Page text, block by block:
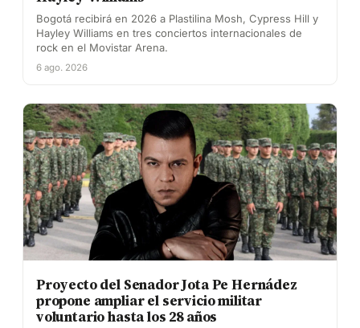
Bogotá recibirá en 2026 a Plastilina Mosh, Cypress Hill y
Hayley Williams en tres conciertos internacionales de
rock en el Movistar Arena.
6 ago. 2026
Proyecto del Senador Jota Pe Hernádez
propone ampliar el servicio militar
voluntario hasta los 28 años